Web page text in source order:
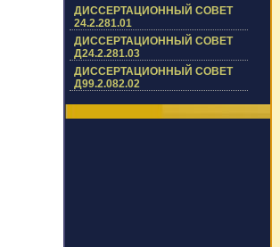
ДИССЕРТАЦИОННЫЙ СОВЕТ
24.2.281.01
ДИССЕРТАЦИОННЫЙ СОВЕТ
Д24.2.281.03
ДИССЕРТАЦИОННЫЙ СОВЕТ
Д99.2.082.02